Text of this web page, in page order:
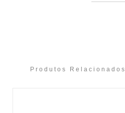
Produtos Relacionados